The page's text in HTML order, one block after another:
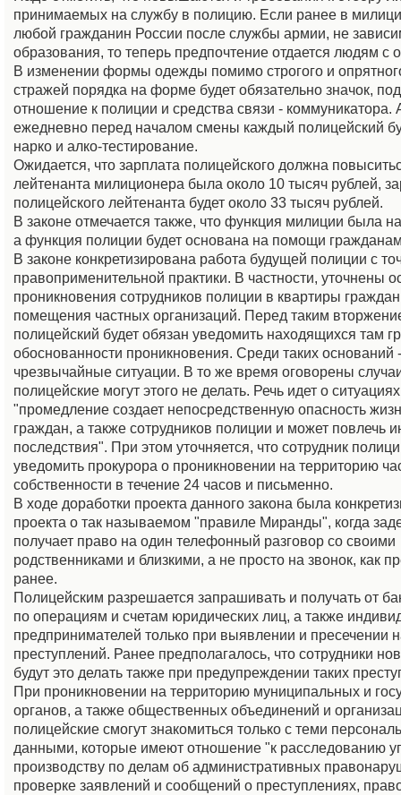
принимаемых на службу в полицию. Если ранее в
любой гражданин России после службы армии, не
образования, то теперь предпочтение отдается людям с
В изменении формы одежды помимо строгого и
стражей порядка на форме будет обязательно значок,
отношение к полиции и средства связи - коммуникатора.
ежедневно перед началом смены каждый полицейский
нарко и алко-тестирование.
Ожидается, что зарплата полицейского должна
лейтенанта милиционера была около 10 тысяч рублей,
полицейского лейтенанта будет около 33 тысяч рублей.
В законе отмечается также, что функция милиции была
а функция полиции будет основана на помощи
В законе конкретизирована работа будущей полиции с
правоприменительной практики. В частности, уточнены
проникновения сотрудников полиции в квартиры
помещения частных организаций. Перед таким
полицейский будет обязан уведомить находящихся там
обоснованности проникновения. Среди таких оснований -
чрезвычайные ситуации. В то же время оговорены
полицейские могут этого не делать. Речь идет о
"промедление создает непосредственную опасность
граждан, а также сотрудников полиции и может повлечь
последствия". При этом уточняется, что сотрудник
уведомить прокурора о проникновении на территорию
собственности в течение 24 часов и письменно.
В ходе доработки проекта данного закона была
проекта о так называемом "правиле Миранды", когда
получает право на один телефонный разговор со своими
родственниками и близкими, а не просто на звонок, как
ранее.
Полицейским разрешается запрашивать и получать от
по операциям и счетам юридических лиц, а также
предпринимателей только при выявлении и пресечении
преступлений. Ранее предполагалось, что сотрудники
будут это делать также при предупреждении таких
При проникновении на территорию муниципальных и
органов, а также общественных объединений и
полицейские смогут знакомиться только с теми
данными, которые имеют отношение "к расследованию
производству по делам об административных
проверке заявлений и сообщений о преступлениях,